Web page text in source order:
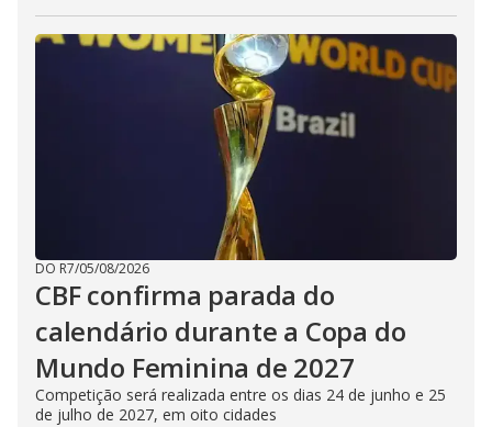
DO R7/05/08/2026
CBF confirma parada do
calendário durante a Copa do
Mundo Feminina de 2027
Competição será realizada entre os dias 24 de junho e 25
de julho de 2027, em oito cidades